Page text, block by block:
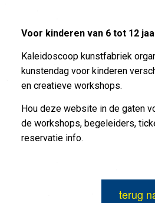
Voor kinderen van 6 tot 12
Kaleidoscoop kunstfabriek
kunstendag voor kinderen
en creatieve workshops.
Hou deze website in de gaten
de workshops, begeleiders,
reservatie info.
terug